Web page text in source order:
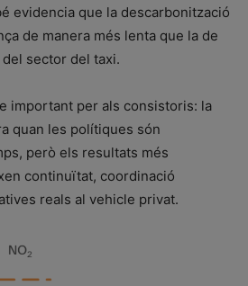
evidencia que la descarbonització
de manera més lenta que la de
sector del taxi.
important per als consistoris: la
quan les polítiques són
però els resultats més
continuïtat, coordinació
reals al vehicle privat.